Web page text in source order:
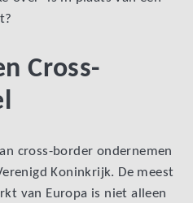
Cross-
cross-border ondernemen
Koninkrijk. De meest
van Europa is niet alleen